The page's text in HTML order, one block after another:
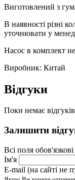
Виготовлений з
В наявності різні
уточнювати у
Насос в комплект
Виробник: Китай
Відгуки
Поки немає відгуків
Залишити
Всі поля
Ім'я
E-mail (на сайті не